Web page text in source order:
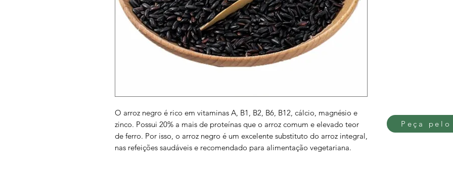
O arroz negro é rico em vitaminas A, B1, B2, B6, B12, cálcio, magnésio e
zinco. Possui 20% a mais de proteínas que o arroz comum e elevado teor
de ferro. Por isso, o arroz negro é um excelente substituto do arroz integral,
nas refeições saudáveis e recomendado para alimentação vegetariana.
Peça